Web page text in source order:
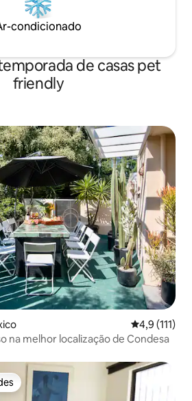
condicionado
de casas pet
friendly
4,9 de uma
4,9 (111)
na melhor localização de Condesa